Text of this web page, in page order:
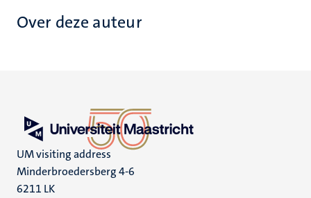
Over deze auteur
UM visiting address
Minderbroedersberg 4-6
6211 LK